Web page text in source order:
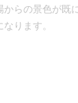
らの景色が既
ります。